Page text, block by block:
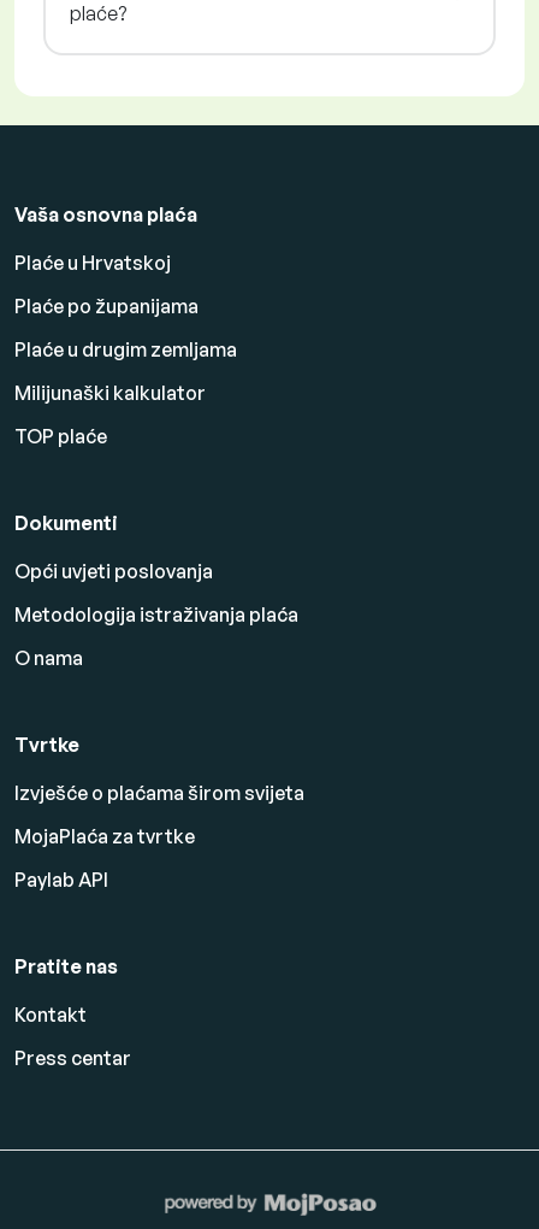
plaće?
Vaša osnovna plaća
Plaće u Hrvatskoj
Plaće po županijama
Plaće u drugim zemljama
Milijunaški kalkulator
TOP plaće
Dokumenti
Opći uvjeti poslovanja
Metodologija istraživanja plaća
O nama
Tvrtke
Izvješće o plaćama širom svijeta
MojaPlaća za tvrtke
Paylab API
Pratite nas
Kontakt
Press centar